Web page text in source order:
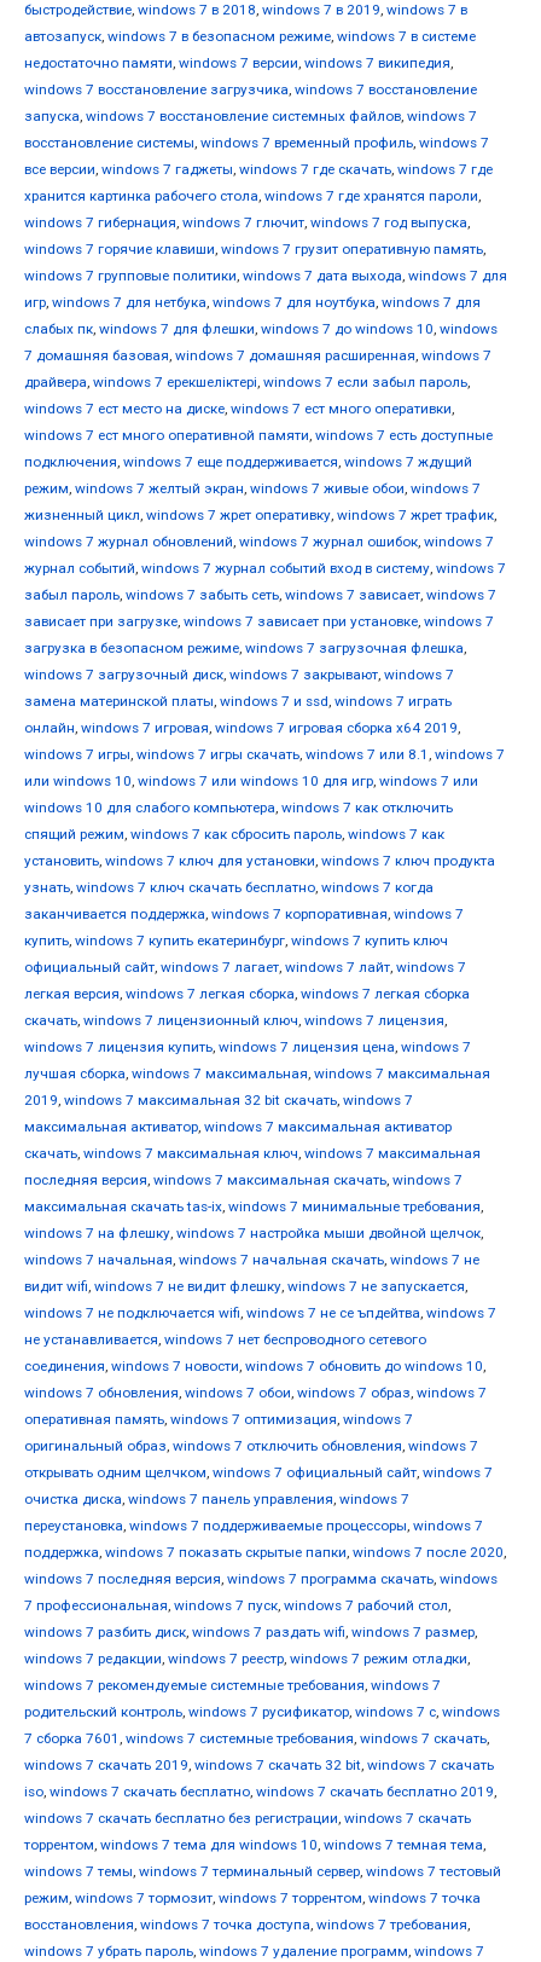
быстродействие, windows 7 в 2018, windows 7 в 2019, windows 7 в
автозапуск, windows 7 в безопасном режиме, windows 7 в системе
недостаточно памяти, windows 7 версии, windows 7 википедия,
windows 7 восстановление загрузчика, windows 7 восстановление
запуска, windows 7 восстановление системных файлов, windows 7
восстановление системы, windows 7 временный профиль, windows 7
все версии, windows 7 гаджеты, windows 7 где скачать, windows 7 где
хранится картинка рабочего стола, windows 7 где хранятся пароли,
windows 7 гибернация, windows 7 глючит, windows 7 год выпуска,
windows 7 горячие клавиши, windows 7 грузит оперативную память,
windows 7 групповые политики, windows 7 дата выхода, windows 7 для
игр, windows 7 для нетбука, windows 7 для ноутбука, windows 7 для
слабых пк, windows 7 для флешки, windows 7 до windows 10, windows
7 домашняя базовая, windows 7 домашняя расширенная, windows 7
драйвера, windows 7 ерекшеліктері, windows 7 если забыл пароль,
windows 7 ест место на диске, windows 7 ест много оперативки,
windows 7 ест много оперативной памяти, windows 7 есть доступные
подключения, windows 7 еще поддерживается, windows 7 ждущий
режим, windows 7 желтый экран, windows 7 живые обои, windows 7
жизненный цикл, windows 7 жрет оперативку, windows 7 жрет трафик,
windows 7 журнал обновлений, windows 7 журнал ошибок, windows 7
журнал событий, windows 7 журнал событий вход в систему, windows 7
забыл пароль, windows 7 забыть сеть, windows 7 зависает, windows 7
зависает при загрузке, windows 7 зависает при установке, windows 7
загрузка в безопасном режиме, windows 7 загрузочная флешка,
windows 7 загрузочный диск, windows 7 закрывают, windows 7
замена материнской платы, windows 7 и ssd, windows 7 играть
онлайн, windows 7 игровая, windows 7 игровая сборка x64 2019,
windows 7 игры, windows 7 игры скачать, windows 7 или 8.1 , windows 7
или windows 10, windows 7 или windows 10 для игр, windows 7 или
windows 10 для слабого компьютера, windows 7 как отключить
спящий режим, windows 7 как сбросить пароль, windows 7 как
установить, windows 7 ключ для установки, windows 7 ключ продукта
узнать, windows 7 ключ скачать бесплатно, windows 7 когда
заканчивается поддержка, windows 7 корпоративная, windows 7
купить, windows 7 купить екатеринбург, windows 7 купить ключ
официальный сайт, windows 7 лагает, windows 7 лайт, windows 7
легкая версия, windows 7 легкая сборка, windows 7 легкая сборка
скачать, windows 7 лицензионный ключ, windows 7 лицензия,
windows 7 лицензия купить, windows 7 лицензия цена, windows 7
лучшая сборка, windows 7 максимальная, windows 7 максимальная
2019, windows 7 максимальная 32 bit скачать, windows 7
максимальная активатор, windows 7 максимальная активатор
скачать, windows 7 максимальная ключ, windows 7 максимальная
последняя версия, windows 7 максимальная скачать, windows 7
максимальная скачать tas-ix, windows 7 минимальные требования,
windows 7 на флешку, windows 7 настройка мыши двойной щелчок,
windows 7 начальная, windows 7 начальная скачать, windows 7 не
видит wifi, windows 7 не видит флешку, windows 7 не запускается,
windows 7 не подключается wifi, windows 7 не се ъпдейтва, windows 7
не устанавливается, windows 7 нет беспроводного сетевого
соединения, windows 7 новости, windows 7 обновить до windows 10,
windows 7 обновления, windows 7 обои, windows 7 образ, windows 7
оперативная память, windows 7 оптимизация, windows 7
оригинальный образ, windows 7 отключить обновления, windows 7
открывать одним щелчком, windows 7 официальный сайт, windows 7
очистка диска, windows 7 панель управления, windows 7
переустановка, windows 7 поддерживаемые процессоры, windows 7
поддержка, windows 7 показать скрытые папки, windows 7 после 2020,
windows 7 последняя версия, windows 7 программа скачать, windows
7 профессиональная, windows 7 пуск, windows 7 рабочий стол,
windows 7 разбить диск, windows 7 раздать wifi, windows 7 размер,
windows 7 редакции, windows 7 реестр, windows 7 режим отладки,
windows 7 рекомендуемые системные требования, windows 7
родительский контроль, windows 7 русификатор, windows 7 с, windows
7 сборка 7601 , windows 7 системные требования, windows 7 скачать,
windows 7 скачать 2019, windows 7 скачать 32 bit, windows 7 скачать
iso, windows 7 скачать бесплатно, windows 7 скачать бесплатно 2019,
windows 7 скачать бесплатно без регистрации, windows 7 скачать
торрентом, windows 7 тема для windows 10, windows 7 темная тема,
windows 7 темы, windows 7 терминальный сервер, windows 7 тестовый
режим, windows 7 тормозит, windows 7 торрентом, windows 7 точка
восстановления, windows 7 точка доступа, windows 7 требования,
windows 7 убрать пароль, windows 7 удаление программ, windows 7